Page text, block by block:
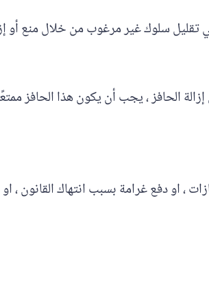
سلوك غير مرغوب من خلال منع أو
الحافز ، يجب أن يكون هذا الحافز
، او دفع غرامة بسبب انتهاك القانون ،